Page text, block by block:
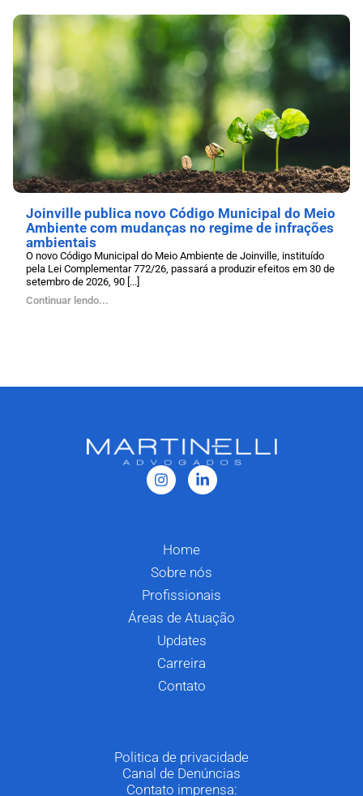
Joinville publica novo Código Municipal do Meio
Ambiente com mudanças no regime de infrações
ambientais
O novo Código Municipal do Meio Ambiente de Joinville, instituído
pela Lei Complementar 772/26, passará a produzir efeitos em 30 de
setembro de 2026, 90 [...]
Continuar lendo...
Home
Sobre nós
Profissionais
Áreas de Atuação
Updates
Carreira
Contato
Politica de privacidade
Canal de Denúncias
Contato imprensa: